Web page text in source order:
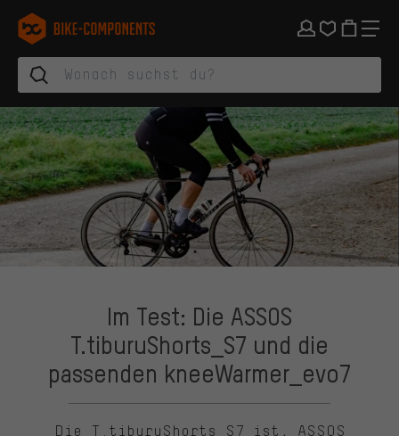
Zur Hauptnavigation springen
Zur Kategorienavigation springen
Zum Inhalt springen
Zu Marken und Newsletter springen
Zur Fußzeile springen
bike-components.de Startseite
Im Test: Die ASSOS
T.tiburuShorts_S7 und die
passenden kneeWarmer_evo7
Die T.tiburuShorts_S7 ist, ASSOS